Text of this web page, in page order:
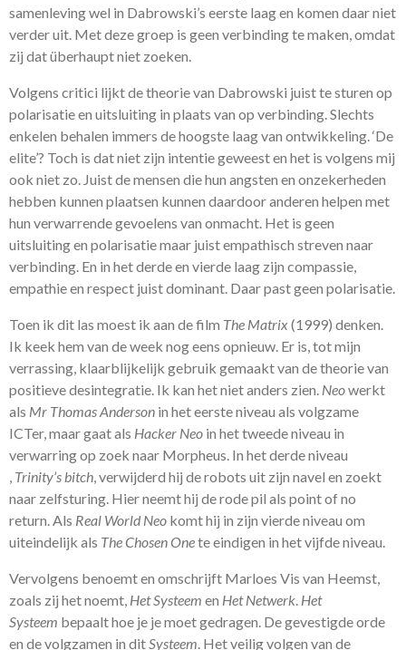
samenleving wel in Dabrowski’s eerste laag en komen daar niet
verder uit. Met deze groep is geen verbinding te maken, omdat
zij dat überhaupt niet zoeken.
Volgens critici lijkt de theorie van Dabrowski juist te sturen op
polarisatie en uitsluiting in plaats van op verbinding. Slechts
enkelen behalen immers de hoogste laag van ontwikkeling. ‘De
elite’? Toch is dat niet zijn intentie geweest en het is volgens mij
ook niet zo. Juist de mensen die hun angsten en onzekerheden
hebben kunnen plaatsen kunnen daardoor anderen helpen met
hun verwarrende gevoelens van onmacht. Het is geen
uitsluiting en polarisatie maar juist empathisch streven naar
verbinding. En in het derde en vierde laag zijn compassie,
empathie en respect juist dominant. Daar past geen polarisatie.
Toen ik dit las moest ik aan de film The Matrix(1999) denken.
Ik keek hem van de week nog eens opnieuw. Er is, tot mijn
verrassing, klaarblijkelijk gebruik gemaakt van de theorie van
positieve desintegratie. Ik kan het niet anders zien. Neowerkt
als Mr Thomas Anderson in het eerste niveau als volgzame
ICTer, maar gaat als Hacker Neo in het tweede niveau in
verwarring op zoek naar Morpheus. In het derde niveau
Trinity’s bitch , verwijderd hij de robots uit zijn navel en zoekt
naar zelfsturing. Hier neemt hij de rode pil als point of no
return. Als Real World Neo komt hij in zijn vierde niveau om
uiteindelijk als The Chosen Onete eindigen in het vijfde niveau.
Vervolgens benoemt en omschrijft Marloes Vis van Heemst,
zoals zij het noemt, Het Systeem en Het Netwerk Het
Systeem bepaalt hoe je je moet gedragen. De gevestigde orde
en de volgzamen in dit Systeem . Het veilig volgen van de